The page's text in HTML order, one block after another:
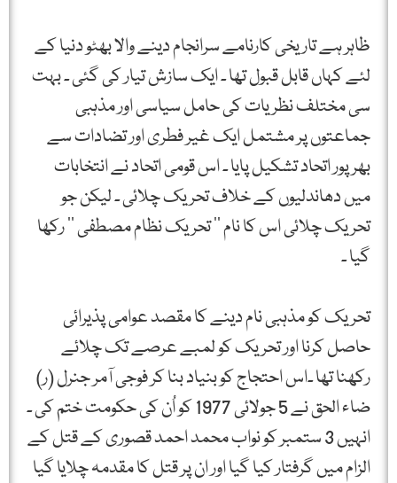
ظاہر ہے تاریخی کارنامے سرانجام دینے والا بھٹو دنیا کے
لئے کہاں قابل قبول تھا ۔ ایک سازش تیار کی گئی ۔ بہت
سی مختلف نظریات کی حامل سیاسی اور مذہبی
جماعتوں پر مشتمل ایک غیر فطری اور تضادات سے
بھر پور اتحاد تشکیل پایا ۔ اس قومی اتحاد نے انتخابات
میں دھاندلیوں کے خلاف تحریک چلائی ۔ لیکن جو
تحریک چلائی اس کا نام ’’ تحریک نظام مصطفی ‘‘ رکھا
گیا ۔
تحریک کو مذہبی نام دینے کا مقصد عوامی پذیرائی
حاصل کرنا اور تحریک کو لمبے عرصے تک چلائے
رکھنا تھا ۔اس احتجاج کو بنیاد بنا کر فوجی آمر جنرل (ر)
ضاء الحق نے 5 جولائی 1977 کو اُن کی حکومت ختم کی ۔
انہیں 3 ستمبر کو نواب محمد احمد قصوری کے قتل کے
الزام میں گرفتار کیا گیا اور ان پر قتل کا مقدمہ چلایا گیا